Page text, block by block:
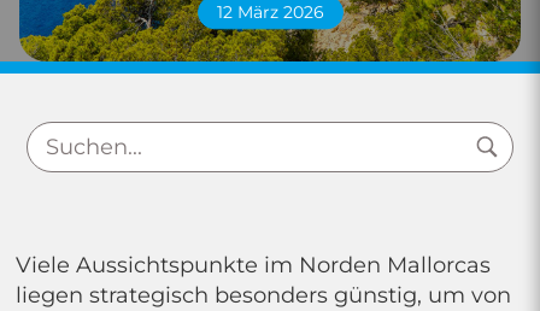
12 März 2026
Viele Aussichtspunkte im Norden Mallorcas
liegen strategisch besonders günstig, um von